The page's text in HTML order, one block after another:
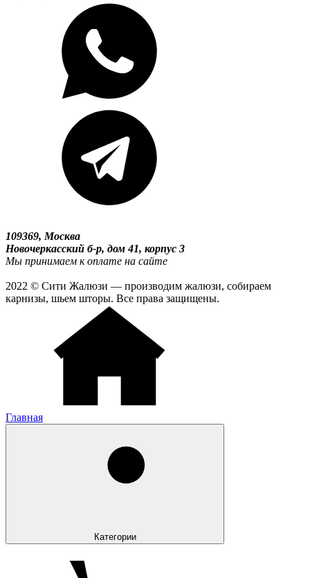
109369, Москва
Новочеркасский б-р, дом 41, корпус 3
Мы принимаем к оплате на сайте
2022 © Сити Жалюзи — производим жалюзи, собираем
карнизы, шьем шторы. Все права защищены.
Главная
Категории